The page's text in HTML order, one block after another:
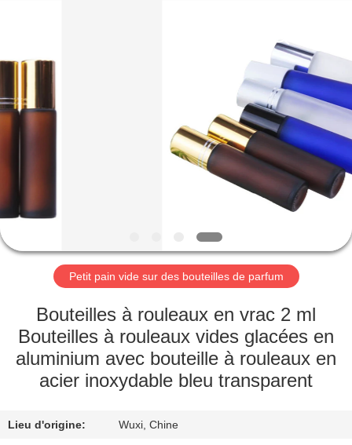
MAISON
PRODUITS
VIDÉOS
LE
SPECTACLE
PROPOS
Developed
Petit pain vide sur des bouteilles de parfum
Bouteilles à rouleaux en vrac 2 ml
Bouteilles à rouleaux vides glacées en
aluminium avec bouteille à rouleaux en
acier inoxydable bleu transparent
Lieu d'origine: Wuxi, Chine